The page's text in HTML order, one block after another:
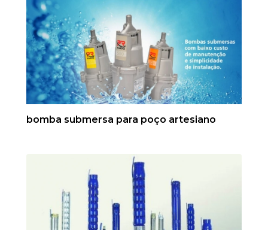
bomba submersa para poço artesiano